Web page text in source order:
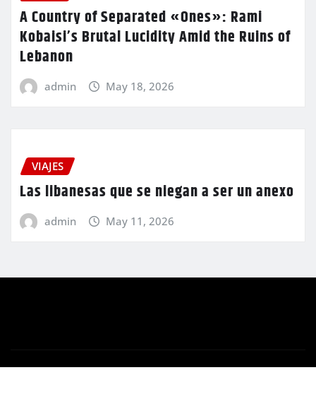
A Country of Separated «Ones»: Rami
Kobaisi’s Brutal Lucidity Amid the Ruins of
Lebanon
admin May 18, 2026
VIAJES
Las libanesas que se niegan a ser un anexo
admin May 11, 2026